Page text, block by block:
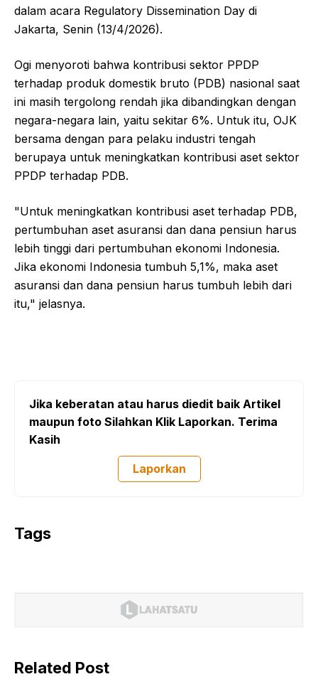
dalam acara Regulatory Dissemination Day di
Jakarta, Senin (13/4/2026).
Ogi menyoroti bahwa kontribusi sektor PPDP
terhadap produk domestik bruto (PDB) nasional saat
ini masih tergolong rendah jika dibandingkan dengan
negara-negara lain, yaitu sekitar 6%. Untuk itu, OJK
bersama dengan para pelaku industri tengah
berupaya untuk meningkatkan kontribusi aset sektor
PPDP terhadap PDB.
"Untuk meningkatkan kontribusi aset terhadap PDB,
pertumbuhan aset asuransi dan dana pensiun harus
lebih tinggi dari pertumbuhan ekonomi Indonesia.
Jika ekonomi Indonesia tumbuh 5,1%, maka aset
asuransi dan dana pensiun harus tumbuh lebih dari
itu," jelasnya.
Jika keberatan atau harus diedit baik Artikel
maupun foto Silahkan Klik Laporkan. Terima
Kasih
Laporkan
Tags
Related Post